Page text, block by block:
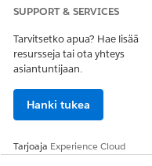
RATKAISIKO
Anna
SUPPORT & SERVICES
Tarvitsetko apua? Hae lisää
resursseja tai ota yhteys
asiantuntijaan.
Hanki tukea
Tarjoaja Experience Cloud